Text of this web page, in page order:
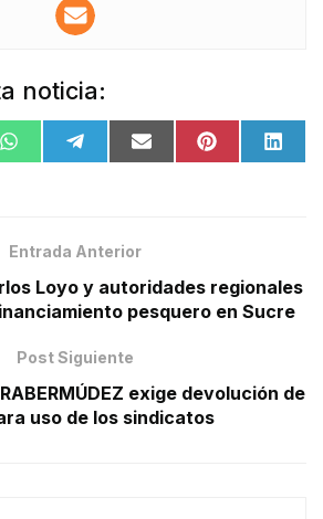
noticia:
Entrada Anterior
Loyo y autoridades regionales
pesquero en Sucre
Post Siguiente
exige devolución de
uso de los sindicatos